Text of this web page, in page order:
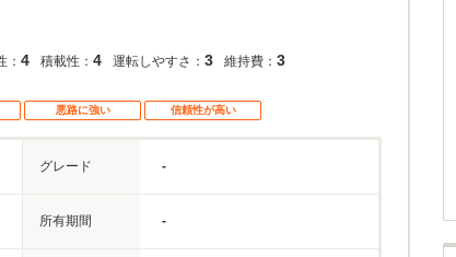
： 4 積載性： 4 運転しやすさ： 3 維持費： 3
悪路に強い 信頼性が高い
グレード -
所有期間 -